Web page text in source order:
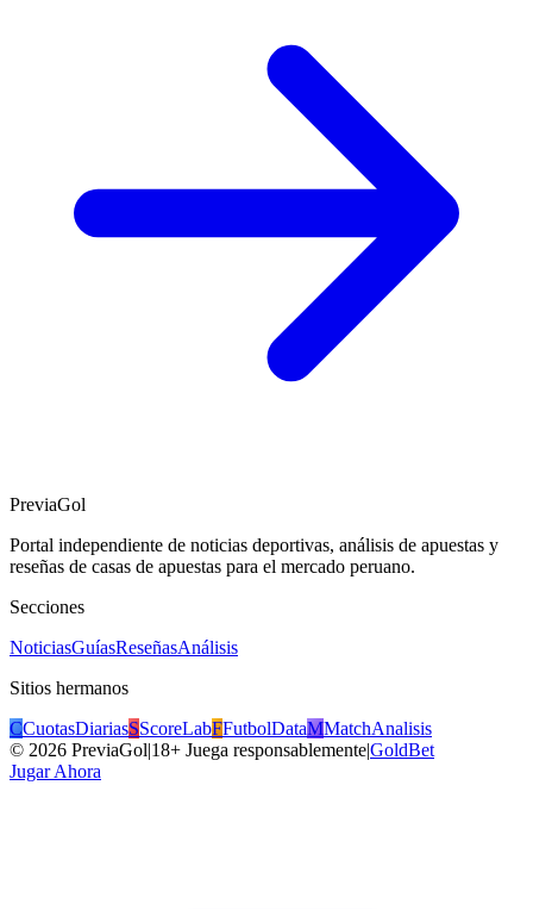
PreviaGol
Portal independiente de noticias deportivas, análisis de apuestas y
reseñas de casas de apuestas para el mercado peruano.
Secciones
NoticiasGuíasReseñasAnálisis
Sitios hermanos
CCuotasDiariasSScoreLabFFutbolDataMMatchAnalisis
© 2026 PreviaGol|18+ Juega responsablemente|GoldBet
Jugar Ahora